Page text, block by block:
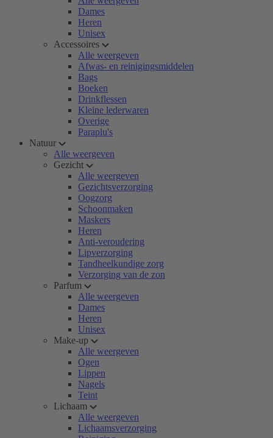
Dames
Heren
Unisex
Accessoires
Alle weergeven
Afwas- en reinigingsmiddelen
Bags
Boeken
Drinkflessen
Kleine lederwaren
Overige
Paraplu's
Natuur
Alle weergeven
Gezicht
Alle weergeven
Gezichtsverzorging
Oogzorg
Schoonmaken
Maskers
Heren
Anti-veroudering
Lipverzorging
Tandheelkundige zorg
Verzorging van de zon
Parfum
Alle weergeven
Dames
Heren
Unisex
Make-up
Alle weergeven
Ogen
Lippen
Nagels
Teint
Lichaam
Alle weergeven
Lichaamsverzorging